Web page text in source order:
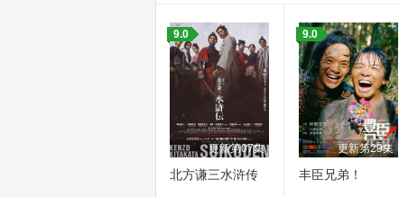
更新第07集
9.0
北方谦三水浒传
更新第29集
9.0
丰臣兄弟！